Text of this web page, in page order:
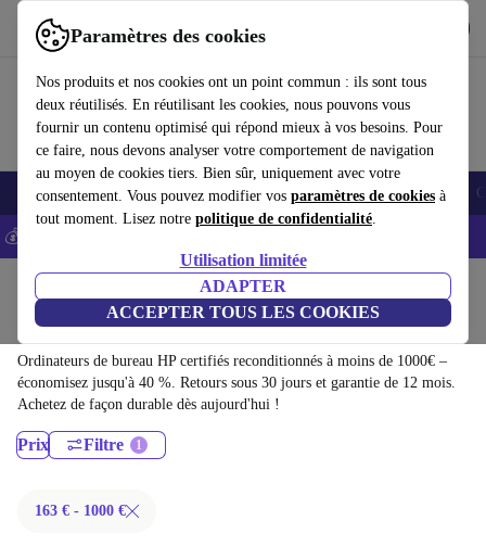
Paramètres des cookies
Nos produits et nos cookies ont un point commun : ils sont tous
deux réutilisés. En réutilisant les cookies, nous pouvons vous
fournir un contenu optimisé qui répond mieux à vos besoins. Pour
ce faire, nous devons analyser votre comportement de navigation
au moyen de cookies tiers. Bien sûr, uniquement avec votre
consentement. Vous pouvez modifier vos paramètres de cookies à
tout moment. Lisez notre politique de confidentialité.
Utilisation limitée
ADAPTER
ACCEPTER TOUS LES COOKIES
Utilisez refurbed rapidement et facilement
Smartphones Laptops Tablettes Montres connectées Accessoires
💰-5% EXTRA sur les iPhones – Code: IPHONEDEAL -
Ordinateurs de bureau
Ordinateurs de bureau HP:
Ordinateurs de bureau HP certifiés reconditionnés à moins de 1000€ –
économisez jusqu'à 40 %. Retours sous 30 jours et garantie de 12 mois.
Achetez de façon durable dès aujourd'hui !
Prix Filtre
163 € - 1000 €